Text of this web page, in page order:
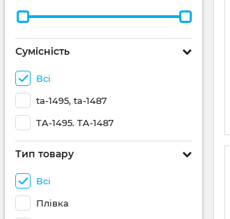
Сумісність
Всі
ta-1495, ta-1487
TA-1495. TA-1487
Тип товару
Всі
Плівка